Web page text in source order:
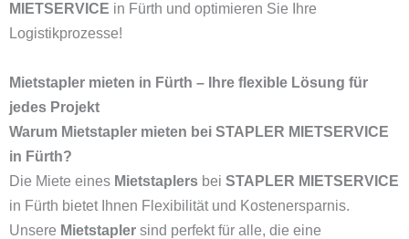
MIETSERVICE in Fürth und optimieren Sie Ihre
Logistikprozesse!
Mietstapler mieten in Fürth – Ihre flexible Lösung für
jedes Projekt
Warum Mietstapler mieten bei STAPLER MIETSERVICE
in Fürth?
Die Miete eines Mietstaplers bei STAPLER MIETSERVICE
in Fürth bietet Ihnen Flexibilität und Kostenersparnis.
Unsere Mietstapler sind perfekt für alle, die eine